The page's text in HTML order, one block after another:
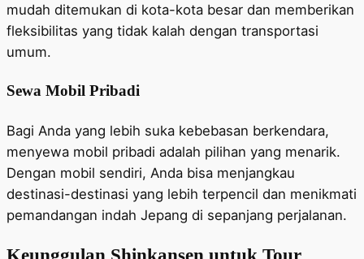
mudah ditemukan di kota-kota besar dan memberikan
fleksibilitas yang tidak kalah dengan transportasi
umum.
Sewa Mobil Pribadi
Bagi Anda yang lebih suka kebebasan berkendara,
menyewa mobil pribadi adalah pilihan yang menarik.
Dengan mobil sendiri, Anda bisa menjangkau
destinasi-destinasi yang lebih terpencil dan menikmati
pemandangan indah Jepang di sepanjang perjalanan.